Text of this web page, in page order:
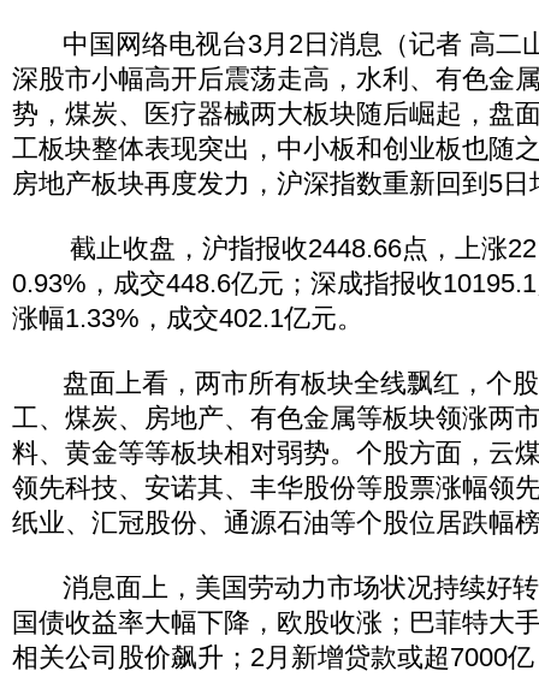
中国网络电视台3月2日消息（记者 高二
深股市小幅高开后震荡走高，水利、有色金
势，煤炭、医疗器械两大板块随后崛起，盘
工板块整体表现突出，中小板和创业板也随
房地产板块再度发力，沪深指数重新回到5日
截止收盘，沪指报收2448.66点，上涨
0.93%，成交448.6亿元；深成指报收
涨幅1.33%，成交402.1亿元。
盘面上看，两市所有板块全线飘红，个股
工、煤炭、房地产、有色金属等板块领涨两
料、黄金等等板块相对弱势。个股方面，云
领先科技、安诺其、丰华股份等股票涨幅领
纸业、汇冠股份、通源石油等个股位居跌幅
消息面上，美国劳动力市场状况持续好转
国债收益率大幅下降，欧股收涨；巴菲特大
相关公司股价飙升；2月新增贷款或超7000